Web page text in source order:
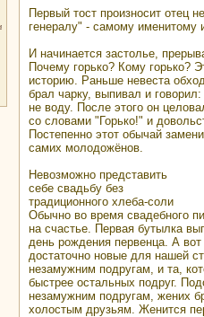
Первый тост произносит отец
генералу" - самому именитому
И начинается застолье,
Почему горько? Кому горько?
историю. Раньше невеста
брал чарку, выпивал и
не воду. После этого он
со словами "Горько!" и
Постепенно этот обычай
самих молодожёнов.
Невозможно представить
себе свадьбу без
традиционного хлеба-соли
Обычно во время свадебного
на счастье. Первая бутылка
день рождения первенца. А
достаточно новые для нашей
незамужним подругам, и та,
быстрее остальных подруг.
незамужним подругам, жених
холостым друзьям. Женится